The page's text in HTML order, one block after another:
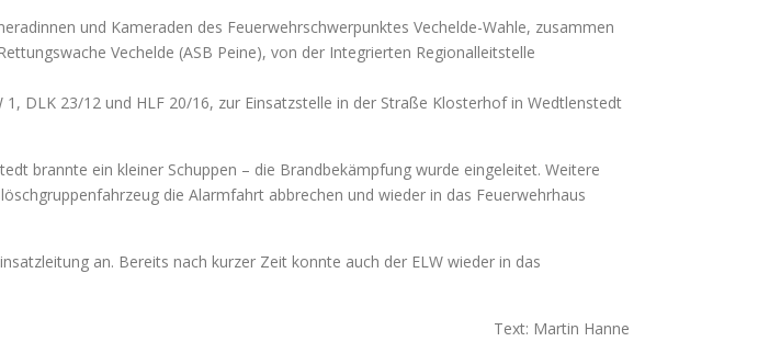
und Kameraden des Feuerwehrschwerpunktes Vechelde-Wahle, zusammen
Vechelde (ASB Peine), von der Integrierten Regionalleitstelle
DLK 23/12 und HLF 20/16, zur Einsatzstelle in der Straße Klosterhof in Wedtlenstedt
brannte ein kleiner Schuppen – die Brandbekämpfung wurde eingeleitet. Weitere
die Alarmfahrt abbrechen und wieder in das Feuerwehrhaus
an. Bereits nach kurzer Zeit konnte auch der ELW wieder in das
Text: Martin Hanne